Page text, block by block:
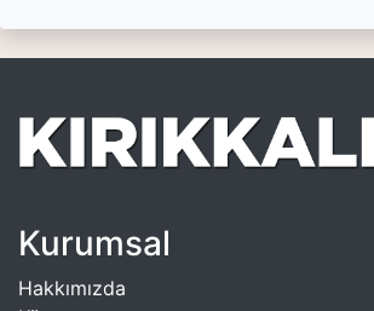
Kurumsal
Hakkımızda